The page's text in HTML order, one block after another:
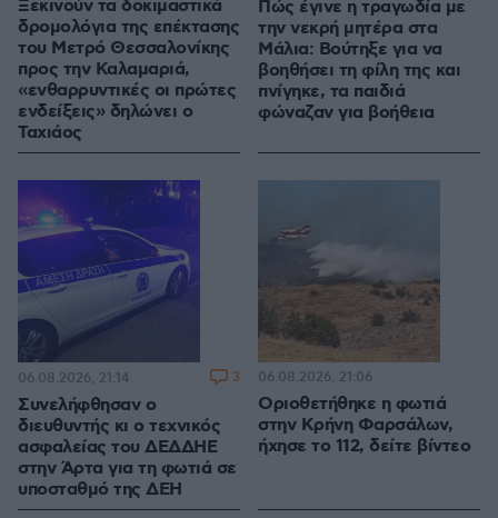
Ξεκινούν τα δοκιμαστικά
δρομολόγια της επέκτασης
του Μετρό Θεσσαλονίκης
προς την Καλαμαριά,
«ενθαρρυντικές οι πρώτες
ενδείξεις» δηλώνει ο
Ταχιάος
Πώς έγινε η τραγωδία με
την νεκρή μητέρα στα
Μάλια: Βούτηξε για να
βοηθήσει τη φίλη της και
πνίγηκε, τα παιδιά
φώναζαν για βοήθεια
Συνελήφθησαν ο
διευθυντής κι ο τεχνικός
ασφαλείας του ΔΕΔΔΗΕ
στην Άρτα για τη φωτιά σε
υποσταθμό της ΔΕΗ
06.08.2026, 21:14 3
Οριοθετήθηκε η φωτιά
στην Κρήνη Φαρσάλων,
ήχησε το 112, δείτε βίντεο
06.08.2026, 21:06